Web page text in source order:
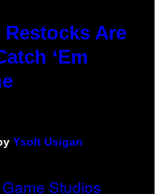
Are
‘Em
Ysolt Usigan